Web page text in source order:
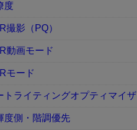
度
撮影（PQ）
動画モード
モード
トライティングオプティマイザ
度側・階調優先